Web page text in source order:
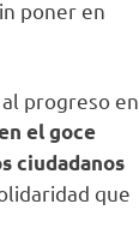
poner en
progreso en
el goce
ciudadanos
que